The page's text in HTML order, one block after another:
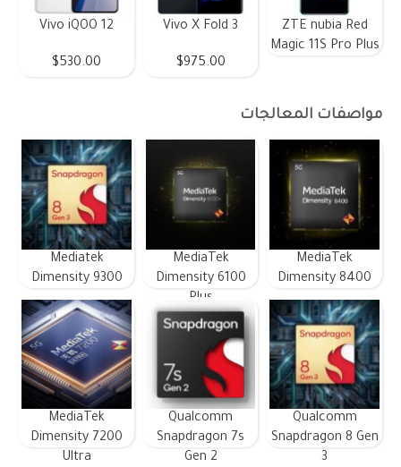
ZTE nubia Red
Magic 11S Pro Plus
Vivo X Fold 3
$975.00
Vivo iQOO 12
$530.00
مواصفات المعالجات
MediaTek
Dimensity 8400
MediaTek
Dimensity 6100
Plus
Mediatek
Dimensity 9300
Qualcomm
Snapdragon 8 Gen
3
Qualcomm
Snapdragon 7s
Gen 2
MediaTek
Dimensity 7200
Ultra